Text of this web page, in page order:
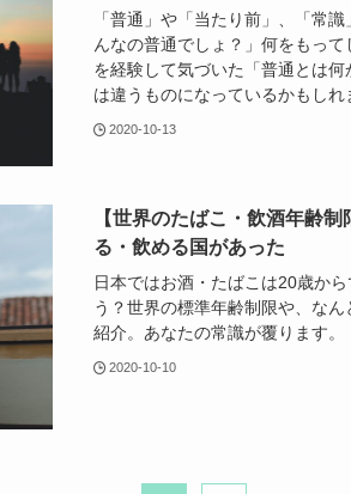
「普通」や「当たり前」、「常
んなの普通でしょ？」何をもっ
を経験して気づいた「普通とは
は違うものになっているかもしれ
2020-10-13
【世界のたばこ・飲酒年齢
る・飲める国があった
日本ではお酒・たばこは20歳か
う？世界の標準年齢制限や、な
紹介。あなたの常識が覆ります。
2020-10-10